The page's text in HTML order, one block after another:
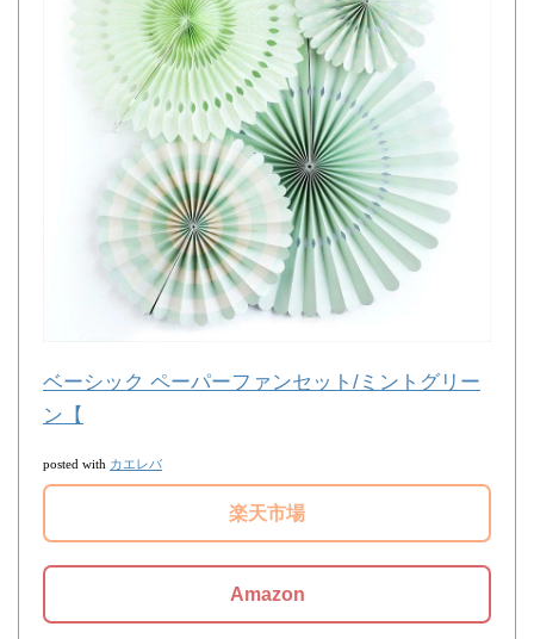
ベーシック ペーパーファンセット/ミントグリー
ン【
posted with カエレバ
楽天市場
Amazon